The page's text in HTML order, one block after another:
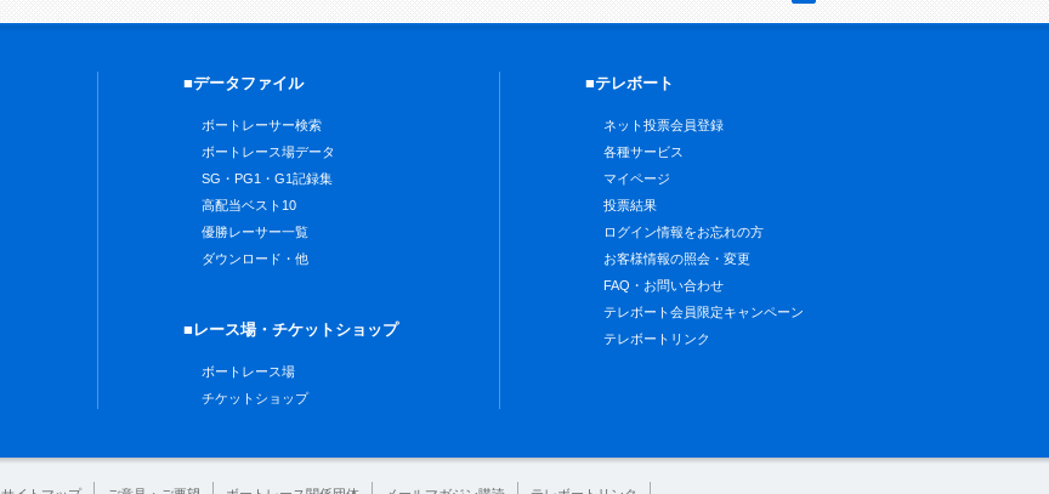
■データファイル
ボートレーサー検索
ボートレース場データ
SG・PG1・G1記録集
高配当ベスト10
優勝レーサー一覧
ダウンロード・他
■レース場・チケットショップ
ボートレース場
チケットショップ
■テレボート
ネット投票会員登録
各種サービス
マイページ
投票結果
ログイン情報をお忘れの方
お客様情報の照会・変更
FAQ・お問い合わせ
テレボート会員限定キャンペーン
テレボートリンク